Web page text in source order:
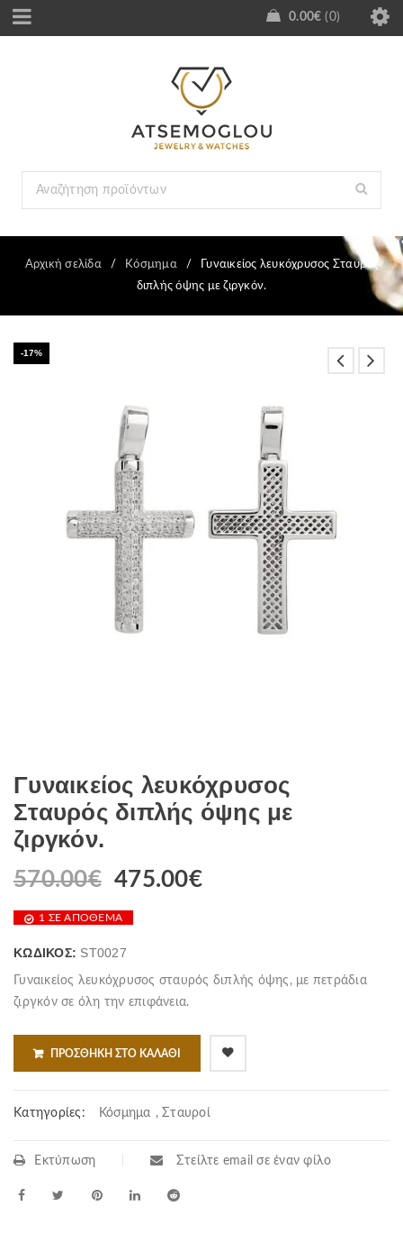
0.00€ 0
Αρχική σελίδα / Κόσμημα /
Γυναικείος λευκόχρυσος Σταυρός
διπλής όψης με ζιργκόν.
-17%
Γυναικείος λευκόχρυσος
Σταυρός διπλής όψης με
ζιργκόν.
570.00€ 475.00€
1 ΣΕ ΑΠΌΘΕΜΑ
ΚΩΔΙΚΌΣ: ST0027
Γυναικείος λευκόχρυσος σταυρός διπλής όψης, με πετράδια
ζιργκόν σε όλη την επιφάνεια.
ΠΡΟΣΘΉΚΗ ΣΤΟ ΚΑΛΆΘΙ
Κατηγορίες: Κόσμημα , Σταυροί
Εκτύπωση Στείλτε email σε έναν φίλο